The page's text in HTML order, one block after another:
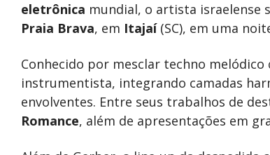
eletrônica mundial, o artista israelense
Praia Brava, em Itajaí(SC), em uma
Conhecido por mesclar techno
instrumentista, integrando camadas
envolventes. Entre seus trabalhos de
Romance, além de apresentações em